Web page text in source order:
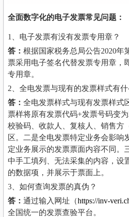
全面数字化的电子发票常见问题：
1、电子发票有没有发票专用章？
答： 根据国家税务总局公告2020年
票采用电子签名代替发票专用章，
专用章。
2、全电发票与现有的发票样式有什
答： 全电发票样式与现有发票样式
票样将原有发票代码+发票号码变
校验码、收款人、复核人、销售方
区。二是全电发票特定业务会影响
定业务展示的发票票面内容不同。
中手工填列、无法采集的内容，设
的数据项，并展示于票面上。
3、如何查询发票的真伪？
答： 通过输入网址（https://inv-
全国统一的发票查验平台。